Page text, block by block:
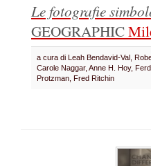
Le fotografie
GEOGRAPHIC
a cura di Leah Bendavid-Val,
Carole Naggar, Anne H. Hoy,
Protzman, Fred Ritchin